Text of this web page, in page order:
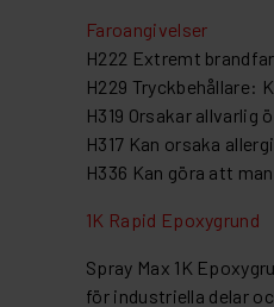
Faroangivelser
H222 Extremt
H229 Tryckbehållare:
H319 Orsakar allvarlig
H317 Kan orsaka
H336 Kan göra att
1K Rapid Epoxygrund
Spray Max 1K
för industriella delar